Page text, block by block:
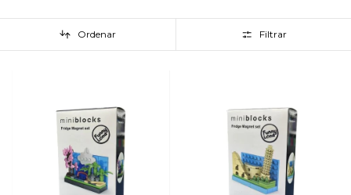
Ordenar Filtrar